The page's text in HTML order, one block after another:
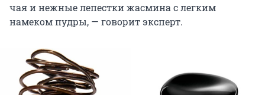
чая и нежные лепестки жасмина с легким
намеком пудры, — говорит эксперт.